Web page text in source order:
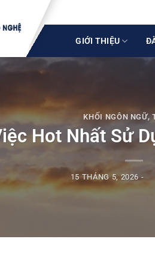
GIỚI THIỆU
KHỐI NGÔN NGỮ,
Hot Nhất Sử
15 THÁNG 5, 2026-